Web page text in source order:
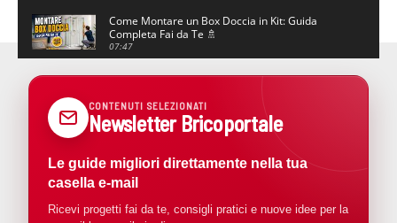
Come Montare un Box Doccia in Kit: Guida
Completa Fai da Te 🚿
07:47
Colore ottanio: come abbinarlo in casa senza
Come rifinire un muretto esterno con blocchetti
Eximius: il piano a induzione con accumulo di
03:34
CONTENUTI SELEZIONATI
Newsletter Bricoportale
Le guide migliori direttamente nella tua
casella e-mail
Ricevi progetti fai da te, consigli pratici e nuove idee per la